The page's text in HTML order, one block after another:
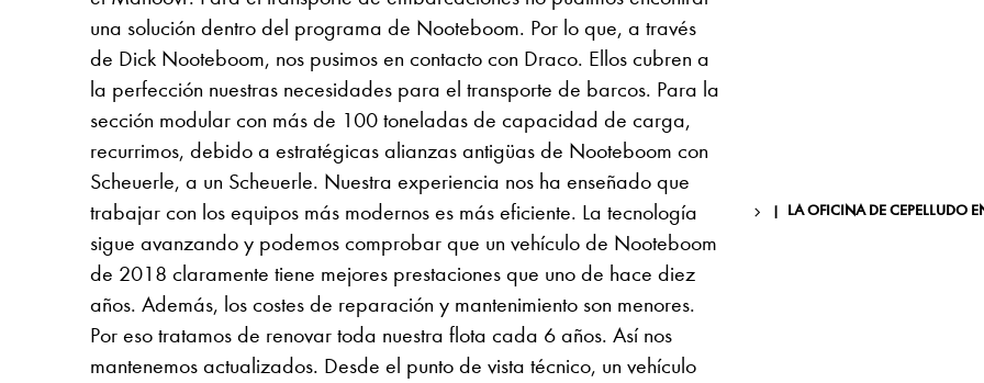
una solución dentro del programa de Nooteboom. Por lo que, a través
de Dick Nooteboom, nos pusimos en contacto con Draco. Ellos cubren a
la perfección nuestras necesidades para el transporte de barcos. Para la
sección modular con más de 100 toneladas de capacidad de carga,
recurrimos, debido a estratégicas alianzas antigüas de Nooteboom con
Scheuerle, a un Scheuerle. Nuestra experiencia nos ha enseñado que
trabajar con los equipos más modernos es más eficiente. La tecnología
sigue avanzando y podemos comprobar que un vehículo de Nooteboom
de 2018 claramente tiene mejores prestaciones que uno de hace diez
años. Además, los costes de reparación y mantenimiento son menores.
Por eso tratamos de renovar toda nuestra flota cada 6 años. Así nos
mantenemos actualizados. Desde el punto de vista técnico, un vehículo
LA OFICINA DE CEPELLUDO